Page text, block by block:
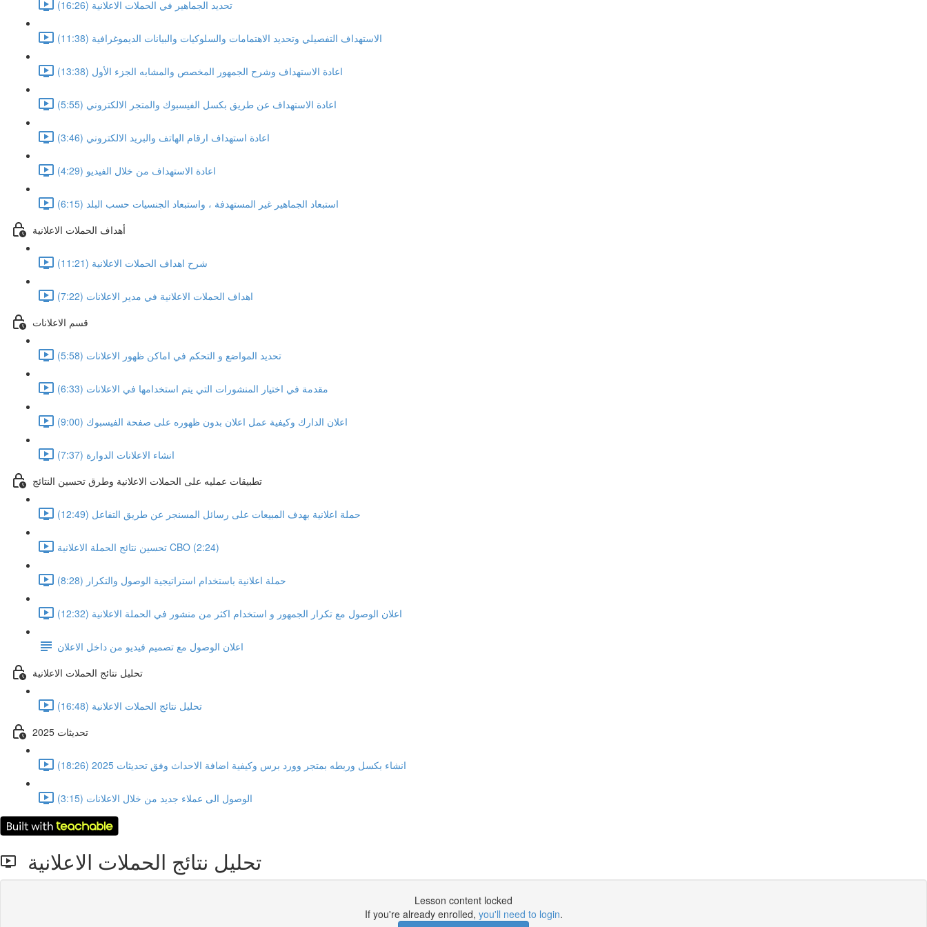
تحديد الجماهير في الحملات الاعلانية (16:26)
الاستهداف التفصيلي وتحديد الاهتمامات والسلوكيات والبيانات الديموغرافية (11:38)
اعادة الاستهداف وشرح الجمهور المخصص والمشابه الجزء الأول (13:38)
اعادة الاستهداف عن طريق بكسل الفيسبوك والمتجر الالكتروني (5:55)
اعادة استهداف ارقام الهاتف والبريد الالكتروني (3:46)
اعادة الاستهداف من خلال الفيديو (4:29)
استبعاد الجماهير غير المستهدفة ، واستبعاد الجنسيات حسب البلد (6:15)
أهداف الحملات الاعلانية
شرح اهداف الحملات الاعلانية (11:21)
اهداف الحملات الاعلانية في مدير الاعلانات (7:22)
قسم الاعلانات
تحديد المواضع و التحكم في اماكن ظهور الاعلانات (5:58)
مقدمة في اختيار المنشورات التي يتم استخدامها في الاعلانات (6:33)
اعلان الدارك وكيفية عمل اعلان بدون ظهوره على صفحة الفيسبوك (9:00)
انشاء الاعلانات الدوارة (7:37)
تطبيقات عمليه على الحملات الاعلانية وطرق تحسين النتائج
حملة اعلانية بهدف المبيعات على رسائل المسنجر عن طريق التفاعل (12:49)
تحسين نتائج الحملة الاعلانية CBO (2:24)
حملة اعلانية باستخدام استراتيجية الوصول والتكرار (8:28)
اعلان الوصول مع تكرار الجمهور و استخدام اكثر من منشور في الحملة الاعلانية (12:32)
اعلان الوصول مع تصميم فيديو من داخل الاعلان
تحليل نتائج الحملات الاعلانية
تحليل نتائج الحملات الاعلانية (16:48)
تحديثات 2025
انشاء بكسل وربطه بمتجر وورد برس وكيفية اضافة الاحداث وفق تحديثات 2025 (18:26)
الوصول الى عملاء جديد من خلال الاعلانات (3:15)
تحليل نتائج الحملات الاعلانية
Lesson content locked
If you're already enrolled, you'll need to login.